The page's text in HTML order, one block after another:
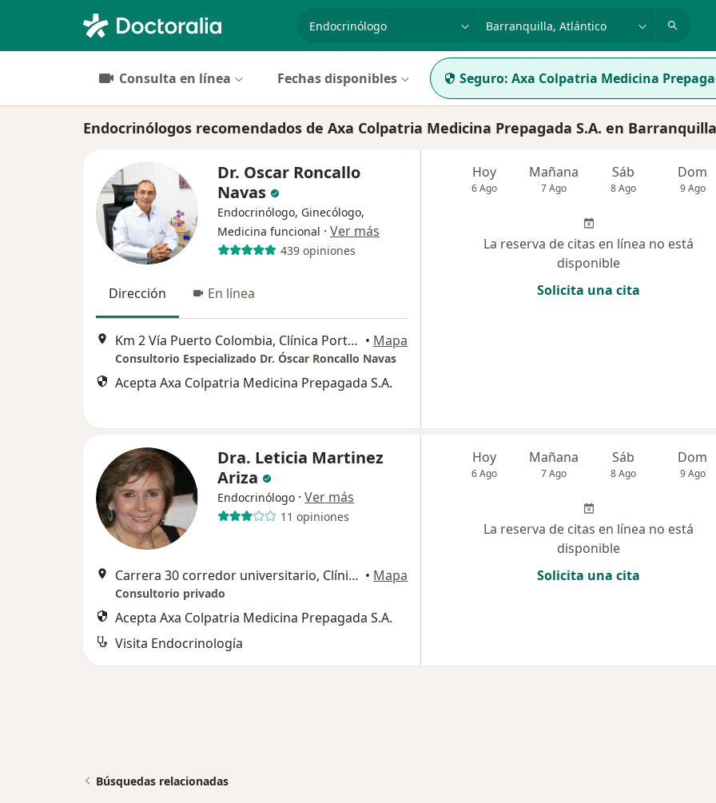
especialidad, enfermedad o nombre
Consulta en línea Fechas disponibles Seguro: Axa Colpatria Medicina
Endocrinólogos recomendados de Axa Colpatria Medicina Prepagada S.A. en Barranquilla
Dr. Oscar Roncallo
Navas
Endocrinólogo, Ginecólogo,
Medicina funcional · Ver más
439 opiniones
Dirección En línea
Km 2 Vía Puerto Colombia, Clínica Porto Azul, Torre De Consultorios, Piso 7, Barranquilla • Mapa
Consultorio Especializado Dr. Óscar Roncallo Navas
Acepta Axa Colpatria Medicina Prepagada S.A.
Hoy
6 Ago
Mañana
7 Ago
Sáb
8 Ago
Dom
9 Ago
La reserva de citas en línea no está
disponible
Solicita una cita
Dra. Leticia Martinez
Ariza
Endocrinólogo · Ver más
11 opiniones
Carrera 30 corredor universitario, Clínica Porto Azul, consultorio 625, Puerto Colombia, Barranquilla • Mapa
Consultorio privado
Acepta Axa Colpatria Medicina Prepagada S.A.
Visita Endocrinología
Hoy
6 Ago
Mañana
7 Ago
Sáb
8 Ago
Dom
9 Ago
La reserva de citas en línea no está
disponible
Solicita una cita
Búsquedas relacionadas